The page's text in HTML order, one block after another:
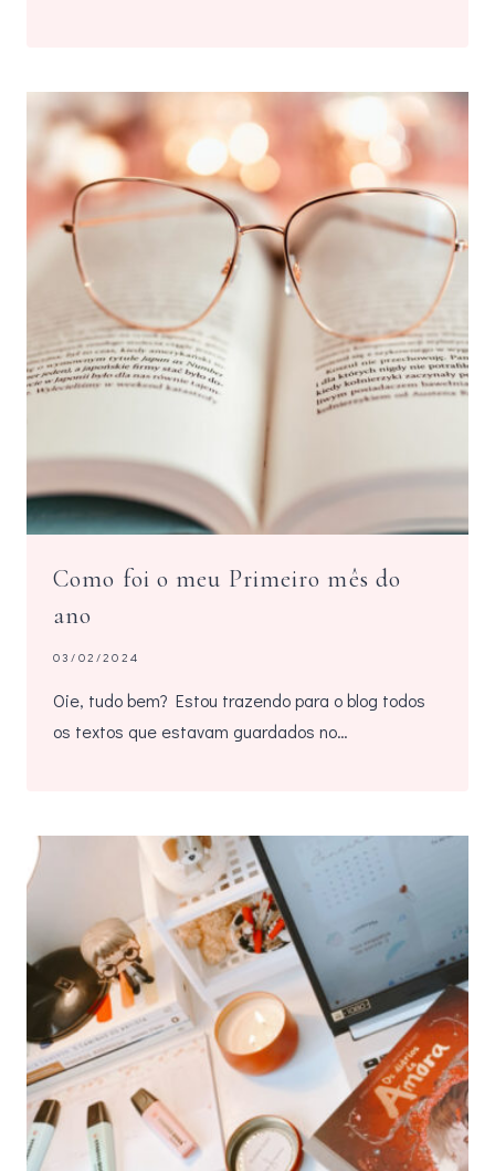
Como foi o meu Primeiro mês do
ano
03/02/2024
Oie, tudo bem? Estou trazendo para o blog todos
os textos que estavam guardados no…